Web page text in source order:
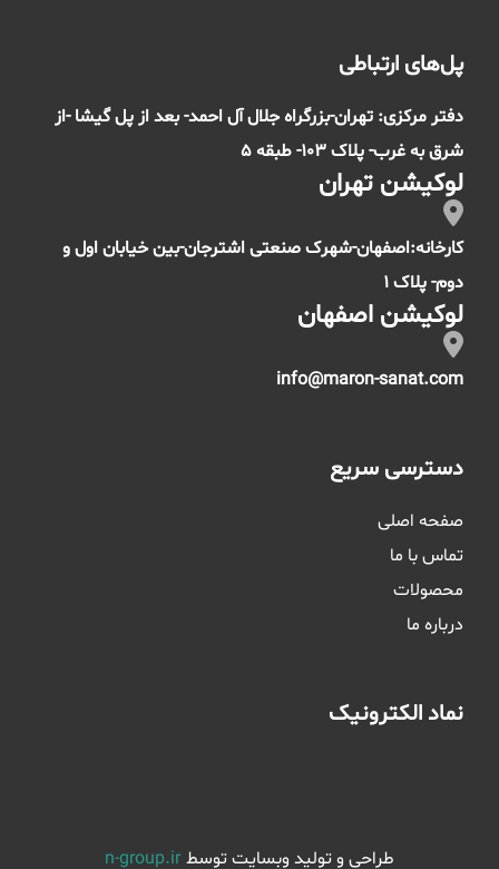
پل‌های ارتباطی
دفتر مرکزی: تهران-بزرگراه جلال آل احمد- بعد از پل گیشا -از
شرق به غرب- پلاک 103- طبقه 5
لوکیشن تهران
کارخانه:اصفهان-شهرک صنعتی اشترجان-بین خیابان اول و
دوم- پلاک 1
لوکیشن اصفهان
info@maron-sanat.com
دسترسی سریع
صفحه اصلی
تماس با ما
محصولات
درباره ما
نماد الکترونیک
طراحی و تولید وبسایت توسط n-group.ir